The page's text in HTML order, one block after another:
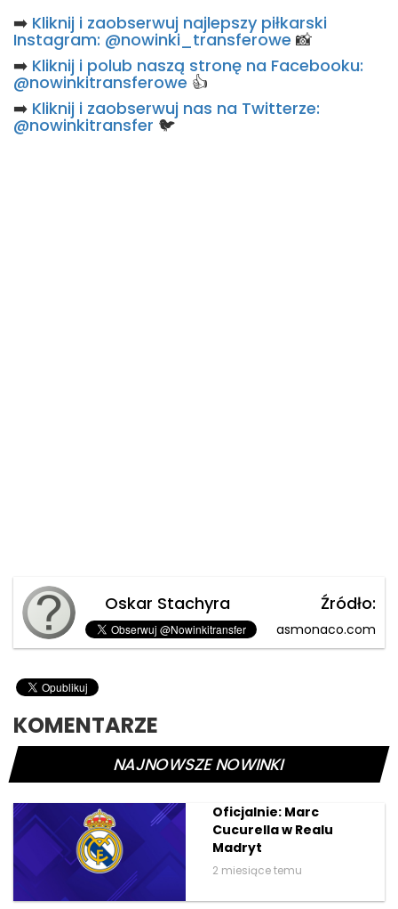
➡️ Kliknij i zaobserwuj najlepszy piłkarski
Instagram: @nowinki_transferowe 📸
➡️ Kliknij i polub naszą stronę na Facebooku:
@nowinkitransferowe 👍
➡️ Kliknij i zaobserwuj nas na Twitterze:
@nowinkitransfer 🐦
Oskar Stachyra Źródło:
asmonaco.com
KOMENTARZE
NAJNOWSZE NOWINKI
Oficjalnie: Marc
Cucurella w Realu
Madryt
2 miesiące temu